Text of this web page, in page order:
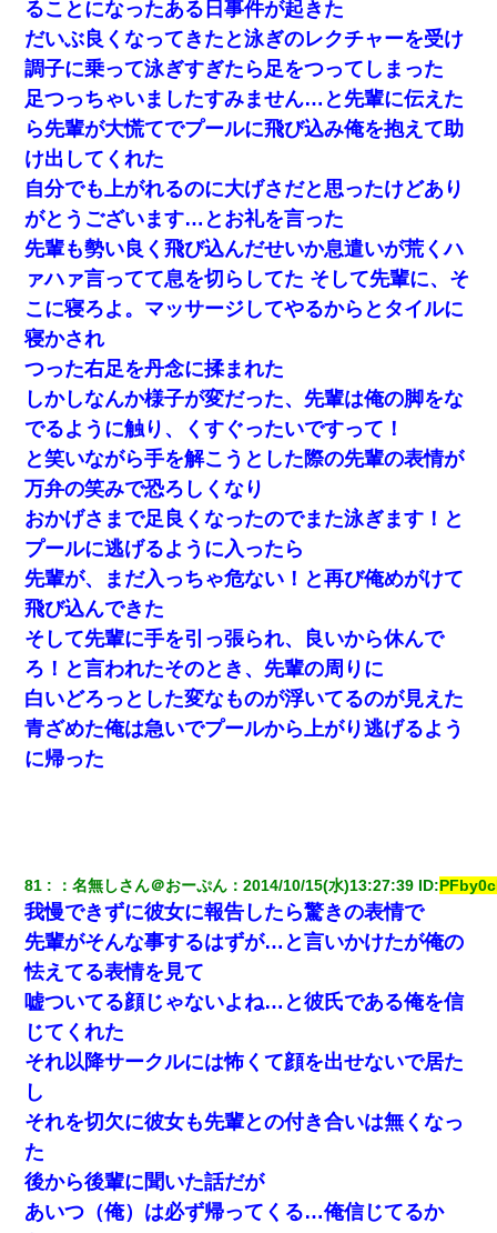
17年飼っていた犬が亡くなった。鼻水垂らし嗚咽する私に、猫が
近づいて頭突きをしてきて…
私「結婚やめるわ」 婚約者「え？なんでなんで？」 → 放置した
結果…｜生活｜ワロタあんてな
上司「何なの、この書類！！」私「あの‥」上司「今は私が話し
てるの！」私「ですから」上司「黙って聞きなさい！」私「それ
は」上司「言い訳しない！」→結果ｗｗｗｗｗ
元旦那から復縁要請。息子「最新型のiPhoneも買えない貧乏は嫌
だ、再婚して」私「なら父親と暮らせ」息子「やった＾＾」私
（もう手遅れだったんだな…）
わい(42)渋谷の夜のサービスで19の女の子にゴックンさせた結果
ｗｗｗｗｗｗｗｗ
【身体で払わせて】女友達「ごめん、何も言わずにお金貸してく
ださい……」俺「いいよ！いくら？」女友達「10万円ぐら
い……」俺「ほい！10万！」→
夫の友達がBBQを定期的に開催して夫婦で参加してたんだけど、
女性側のリーダーみたいな人に「BBQは友達とやりなよ！」と言
われて…
【戦争】不妊の俺嫁に弟嫁が2日間4歳児を託児 俺嫁はそこまで気
にしてなかったが、あまりにも子供が俺嫁に懐くので最後らへん
顔引きつってた → そして弟嫁が迎えに来た翌日…
【考察】兄嫁急死の1年後、兄が引越すというので手伝いに行った
ら下着が入った引き出しの奥にとんでもないモノを見つけた
【GJ!】会社から帰宅中、広い駐車場にエンジンかけっ放しの車を
発見。しかも「ヒィ～」みたいな声も聞こえてきたので気になっ
て近寄ったら女の子がおっさんの下敷きになってた
父親がくも膜下出血で突然ﾀﾋ。→母の貯金が0なことが判明。→母
「私を家に置いてほしい、どうか見捨てないで(土下座」俺・嫁
「…」
夫に癌の余命宣告。その闘病中に長女から信じられない言葉を受
けた
彼にプロポーズされたんだけど、実は資産家だと知って婚約破棄
した。B子「A男くんと別れたって本当？私が付き合ってもい
い？」
ることになったある日事件が起きた
だいぶ良くなってきたと泳ぎのレクチャーを受け
調子に乗って泳ぎすぎたら足をつってしまった
足つっちゃいましたすみません…と先輩に伝えた
ら先輩が大慌てでプールに飛び込み俺を抱えて助
け出してくれた
自分でも上がれるのに大げさだと思ったけどあり
がとうございます…とお礼を言った
先輩も勢い良く飛び込んだせいか息遣いが荒くハ
ァハァ言ってて息を切らしてた そして先輩に、そ
こに寝ろよ。マッサージしてやるからとタイルに
寝かされ
つった右足を丹念に揉まれた
しかしなんか様子が変だった、先輩は俺の脚をな
でるように触り、くすぐったいですって！
と笑いながら手を解こうとした際の先輩の表情が
万弁の笑みで恐ろしくなり
おかげさまで足良くなったのでまた泳ぎます！と
プールに逃げるように入ったら
先輩が、まだ入っちゃ危ない！と再び俺めがけて
飛び込んできた
そして先輩に手を引っ張られ、良いから休んで
ろ！と言われたそのとき、先輩の周りに
白いどろっとした変なものが浮いてるのが見えた
青ざめた俺は急いでプールから上がり逃げるよう
に帰った
81 ：名無しさん＠おーぷん ：2014/10/15(水)13:27:39 ID:
我慢できずに彼女に報告したら驚きの表情で
先輩がそんな事するはずが…と言いかけたが俺の
怯えてる表情を見て
嘘ついてる顔じゃないよね…と彼氏である俺を信
じてくれた
それ以降サークルには怖くて顔を出せないで居た
し
それを切欠に彼女も先輩との付き合いは無くなっ
た
後から後輩に聞いた話だが
あいつ（俺）は必ず帰ってくる…俺信じてるか